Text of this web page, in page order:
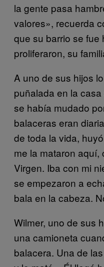
la gente pasa
valores», recuerda
que su barrio se
proliferaron, su
A uno de sus hijos
puñalada en la
se había mudado
balaceras eran
de toda la vida,
me la mataron aquí,
Virgen. Iba con mi
se empezaron a
bala en la cabeza.
Wilmer, uno de sus
una camioneta
balacera. Una de